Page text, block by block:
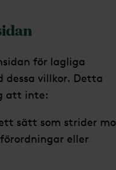
för lagliga
dessa villkor. Detta
att inte:
sätt som strider
eller